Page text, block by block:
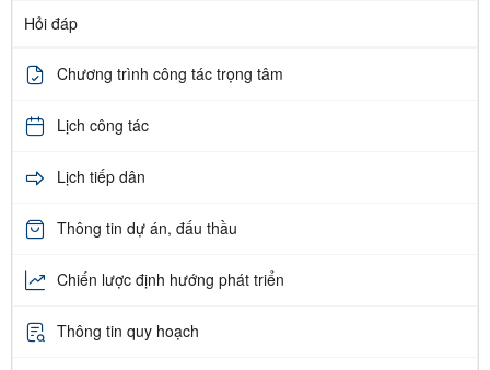
Hỏi đáp
Chương trình công tác trọng tâm
Lịch công tác
Lịch tiếp dân
Thông tin dự án, đấu thầu
Chiến lược định hướng phát triển
Thông tin quy hoạch